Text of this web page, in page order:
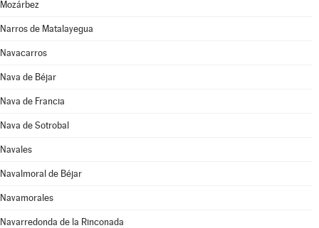
Mozárbez
Narros de Matalayegua
Navacarros
Nava de Béjar
Nava de Francia
Nava de Sotrobal
Navales
Navalmoral de Béjar
Navamorales
Navarredonda de la Rinconada